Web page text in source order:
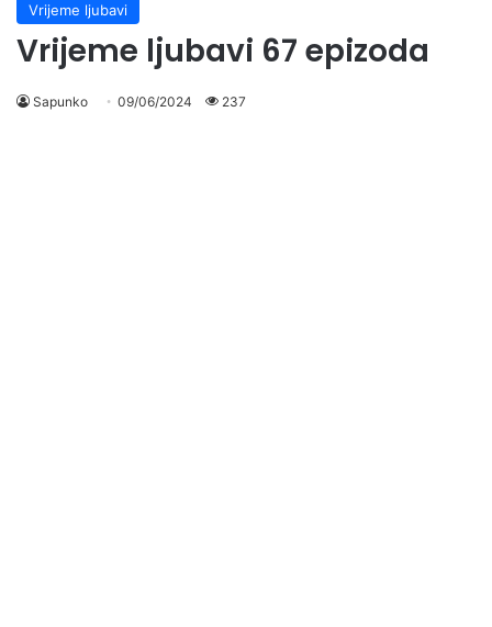
Vrijeme ljubavi
Vrijeme ljubavi 67 epizoda
Sapunko 09/06/2024 237